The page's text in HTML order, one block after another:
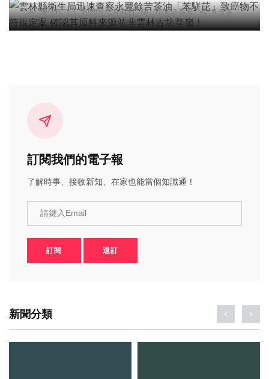
陳信利 2026年七月31日 10,803 觀看 9 分享
訂閱我們的電子報
了解時事、接收新知、在家也能當個知識通！
請鍵入Email
訂閱 退訂
新聞分類